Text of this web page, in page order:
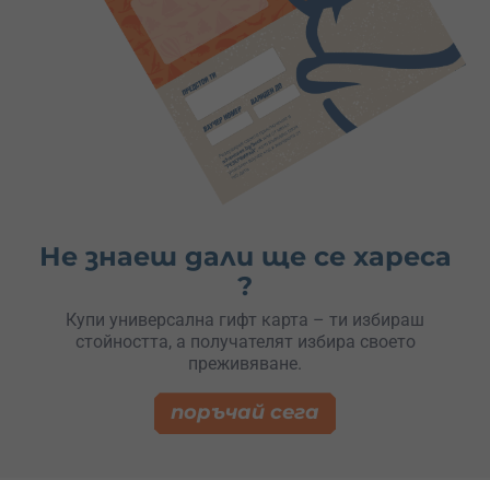
Не знаеш дали ще се хареса
?
Купи универсална гифт карта – ти избираш
стойността, а получателят избира своето
преживяване.
поръчай сега